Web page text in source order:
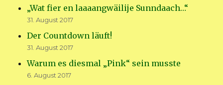
„Wat fier en laaaangwäilije Sunndaach…“
31. August 2017
Der Countdown läuft!
31. August 2017
Warum es diesmal „Pink“ sein musste
6. August 2017